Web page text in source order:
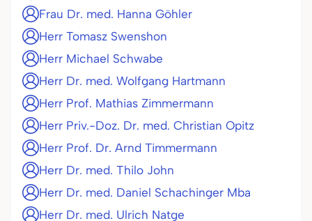
Frau Dr. med. Hanna Göhler
Herr Tomasz Swenshon
Herr Michael Schwabe
Herr Dr. med. Wolfgang Hartmann
Herr Prof. Mathias Zimmermann
Herr Priv.-Doz. Dr. med. Christian Opitz
Herr Prof. Dr. Arnd Timmermann
Herr Dr. med. Thilo John
Herr Dr. med. Daniel Schachinger Mba
Herr Dr. med. Ulrich Natge